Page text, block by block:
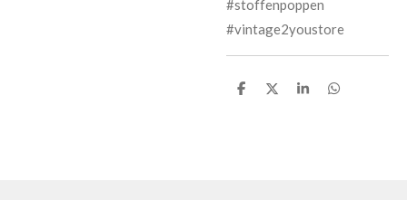
#stoffenpoppen
#vintage2youstore
D
D
S
D